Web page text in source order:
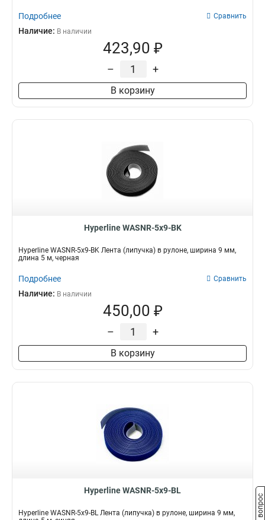
Подробнее Сравнить
Наличие: В наличии
423,90 ₽
– +
В корзину
Hyperline WASNR-5x9-BK
Hyperline WASNR-5x9-BK Лента (липучка) в рулоне, ширина 9 мм,
длина 5 м, черная
Подробнее Сравнить
Наличие: В наличии
450,00 ₽
– +
В корзину
Hyperline WASNR-5x9-BL
Hyperline WASNR-5x9-BL Лента (липучка) в рулоне, ширина 9 мм,